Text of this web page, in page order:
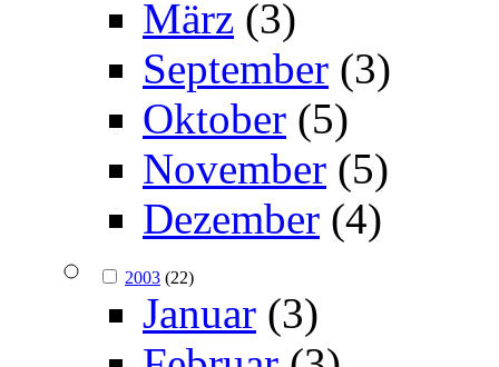
März (3)
September (3)
Oktober (5)
November (5)
Dezember (4)
2003 (22)
Januar (3)